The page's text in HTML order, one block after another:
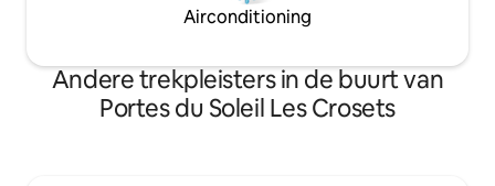
Airconditioning
Andere trekpleisters in de buurt van
Portes du Soleil Les Crosets